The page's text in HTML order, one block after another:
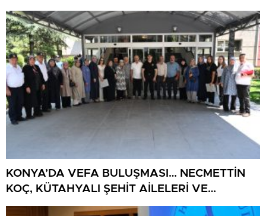
KONYA’DA VEFA BULUŞMASI… NECMETTİN
KOÇ, KÜTAHYALI ŞEHİT AİLELERİ VE
GAZİLERİ AĞIRLADI